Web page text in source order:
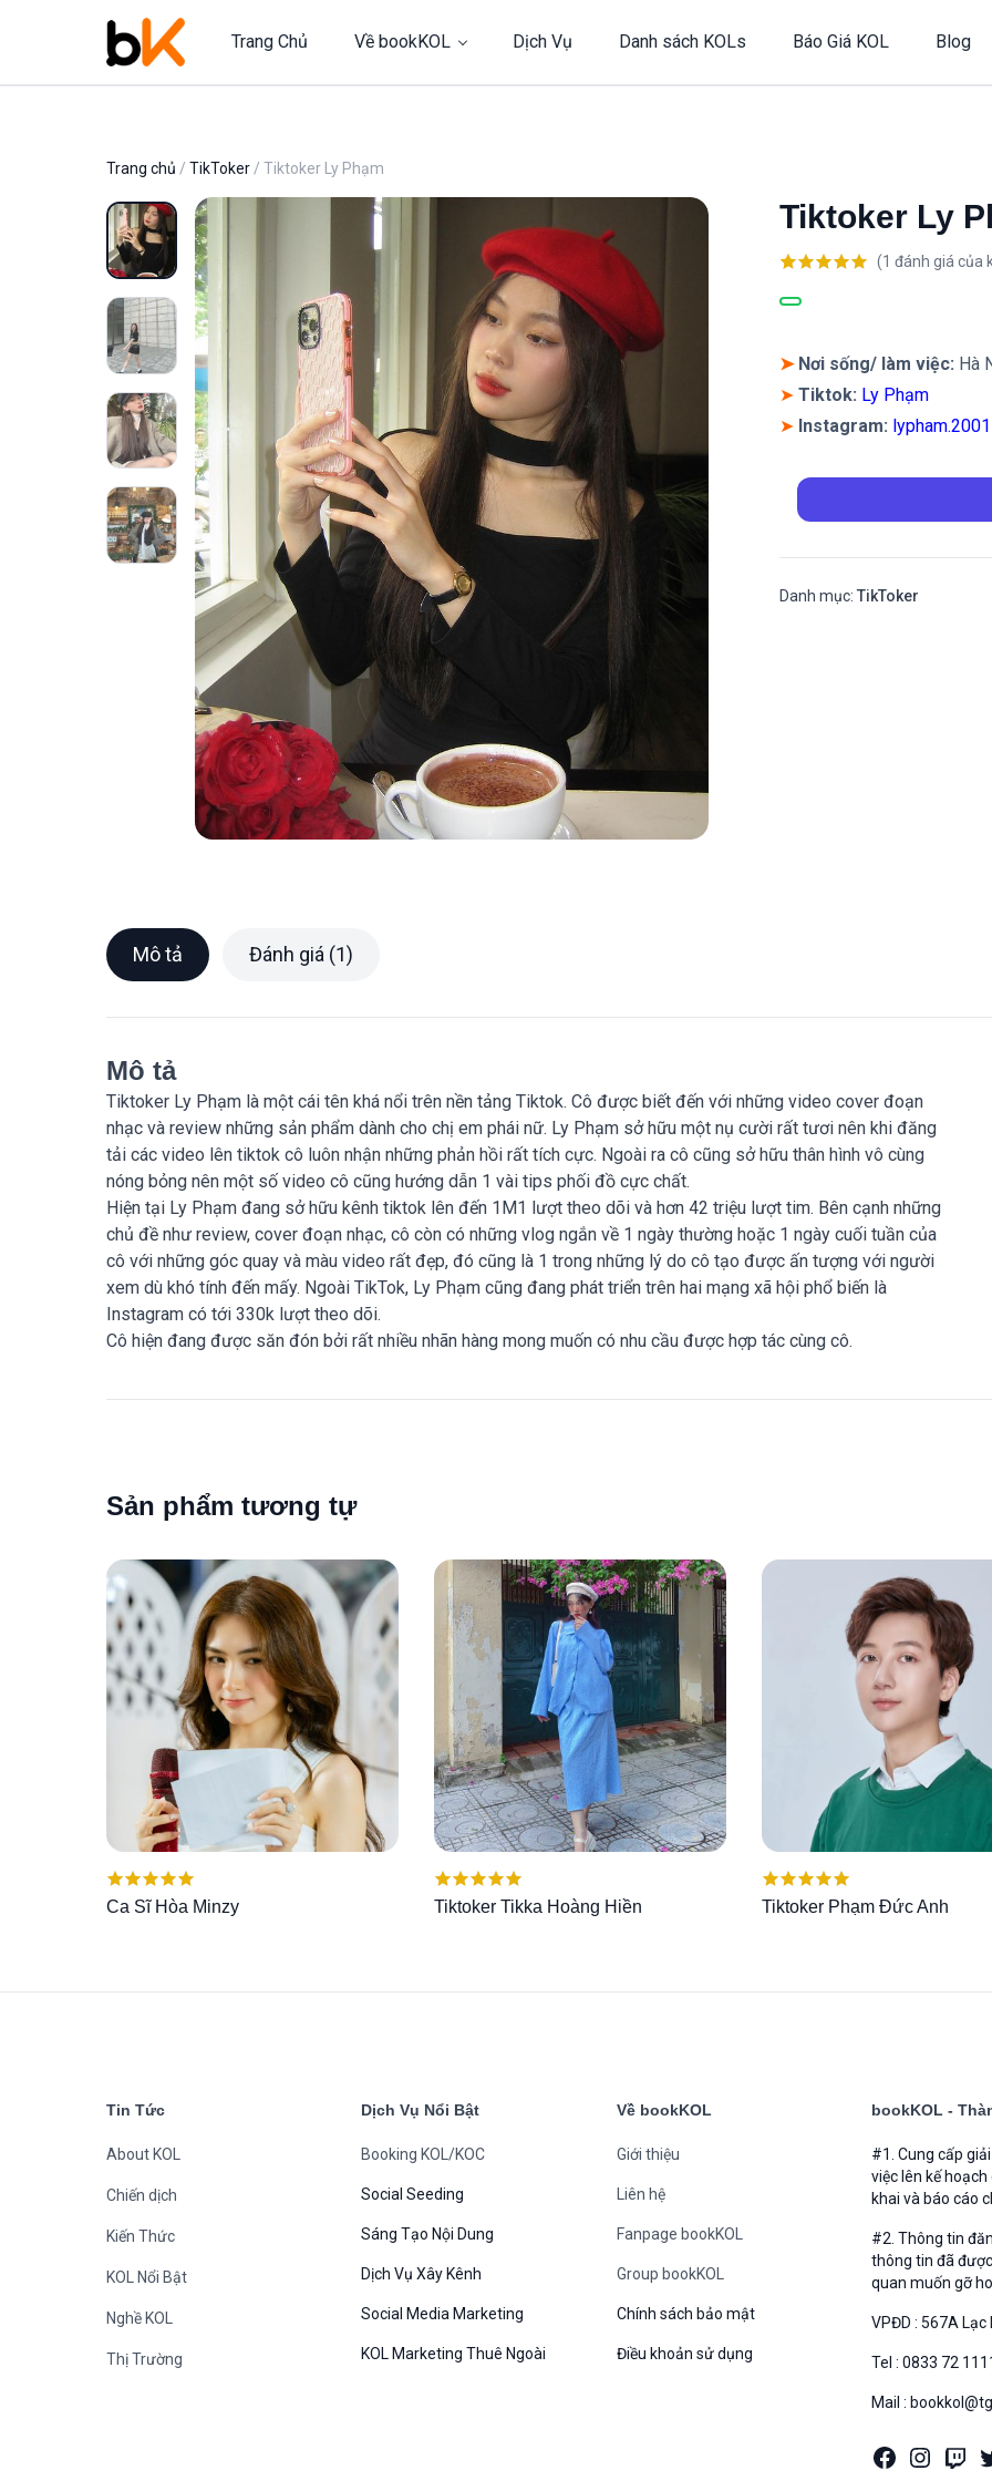
Trang Chủ Về bookKOL Dịch Vụ Danh sách KOLs Báo Giá KOL Blog
Trang chủ / TikToker / Tiktoker Ly Phạm
Tiktoker Ly
dựa trên
(1 đánh giá của
➤ Nơi sống/ làm việc: Hà
➤ Tiktok: Ly Phạm
➤ Instagram: lypham.2001
Danh mục: TikToker
Mô tả Đánh giá (1)
Mô tả
Tiktoker Ly Phạm là một cái tên khá nổi trên nền tảng Tiktok. Cô được biết đến với những video cover đoạn
nhạc và review những sản phẩm dành cho chị em phái nữ. Ly Phạm sở hữu một nụ cười rất tươi nên khi đăng
tải các video lên tiktok cô luôn nhận những phản hồi rất tích cực. Ngoài ra cô cũng sở hữu thân hình vô cùng
nóng bỏng nên một số video cô cũng hướng dẫn 1 vài tips phối đồ cực chất.
Hiện tại Ly Phạm đang sở hữu kênh tiktok lên đến 1M1 lượt theo dõi và hơn 42 triệu lượt tim. Bên cạnh những
chủ đề như review, cover đoạn nhạc, cô còn có những vlog ngắn về 1 ngày thường hoặc 1 ngày cuối tuần của
cô với những góc quay và màu video rất đẹp, đó cũng là 1 trong những lý do cô tạo được ấn tượng với người
xem dù khó tính đến mấy. Ngoài TikTok, Ly Phạm cũng đang phát triển trên hai mạng xã hội phổ biến là
Instagram có tới 330k lượt theo dõi.
Cô hiện đang được săn đón bởi rất nhiều nhãn hàng mong muốn có nhu cầu được hợp tác cùng cô.
Sản phẩm tương tự
Ca Sĩ Hòa Minzy
Được xếp
Tiktoker Tikka Hoàng Hiền
Được xếp
Tiktoker Phạm Đức Anh
Được xếp
Tin Tức
About KOL
Chiến dịch
Kiến Thức
KOL Nổi Bật
Nghề KOL
Thị Trường
Dịch Vụ Nổi Bật
Booking KOL/KOC
Social Seeding
Sáng Tạo Nội Dung
Dịch Vụ Xây Kênh
Social Media Marketing
KOL Marketing Thuê Ngoài
Về bookKOL
Giới thiệu
Liên hệ
Fanpage bookKOL
Group bookKOL
Chính sách bảo mật
Điều khoản sử dụng
bookKOL -
#1. Cung cấp
việc lên kế
khai và báo cáo
#2. Thông tin
thông tin đã
quan muốn gỡ
VPĐD : 567A Lạc
Tel : 0833 72
Mail :